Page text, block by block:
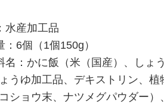
水産加工品
：6個（1個150g）
名：かに飯（米（国産）、しょ
うゆ加工品、デキストリン、
ショウ末、ナツメグパウダー